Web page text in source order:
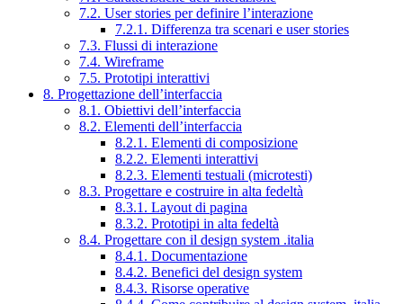
7.2. User stories per definire l’interazione
7.2.1. Differenza tra scenari e user stories
7.3. Flussi di interazione
7.4. Wireframe
7.5. Prototipi interattivi
8. Progettazione dell’interfaccia
8.1. Obiettivi dell’interfaccia
8.2. Elementi dell’interfaccia
8.2.1. Elementi di composizione
8.2.2. Elementi interattivi
8.2.3. Elementi testuali (microtesti)
8.3. Progettare e costruire in alta fedeltà
8.3.1. Layout di pagina
8.3.2. Prototipi in alta fedeltà
8.4. Progettare con il design system .italia
8.4.1. Documentazione
8.4.2. Benefici del design system
8.4.3. Risorse operative